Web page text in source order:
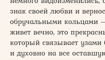
знак своей любви и
обручальными кольцами
живет вечно, это
который связывает узами
и духовно на все